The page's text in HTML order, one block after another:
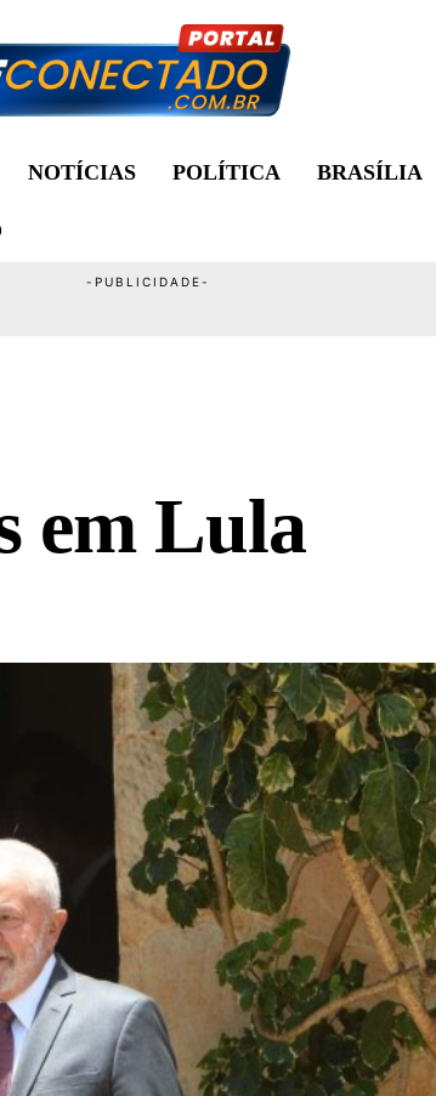
NOTÍCIAS POLÍTICA BRASÍLIA
em Lula